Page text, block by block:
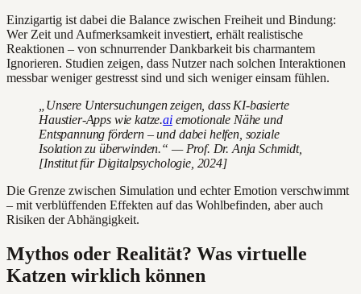
Einzigartig ist dabei die Balance zwischen Freiheit und Bindung:
Wer Zeit und Aufmerksamkeit investiert, erhält realistische
Reaktionen – von schnurrender Dankbarkeit bis charmantem
Ignorieren. Studien zeigen, dass Nutzer nach solchen Interaktionen
messbar weniger gestresst sind und sich weniger einsam fühlen.
„Unsere Untersuchungen zeigen, dass KI-basierte
Haustier-Apps wie katze.aiemotionale Nähe und
Entspannung fördern – und dabei helfen, soziale
Isolation zu überwinden.“ — Prof. Dr. Anja Schmidt,
[Institut für Digitalpsychologie, 2024]
Die Grenze zwischen Simulation und echter Emotion verschwimmt
– mit verblüffenden Effekten auf das Wohlbefinden, aber auch
Risiken der Abhängigkeit.
Mythos oder Realität? Was virtuelle
Katzen wirklich können